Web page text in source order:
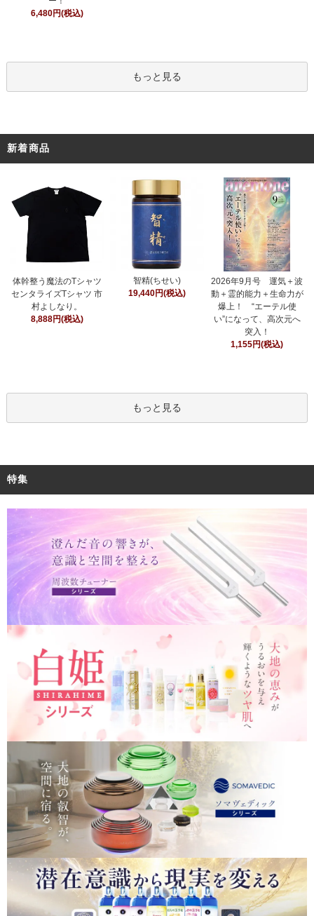
6,480円(税込)
もっと見る
新着商品
体幹整う魔法のTシャツ
センタライズTシャツ 市
村よしなり。
8,888円(税込)
智精(ちせい)
19,440円(税込)
2026年9月号 運気＋波
動＋霊的能力＋生命力が
爆上！ “エーテル使
い”になって、高次元へ
突入！
1,155円(税込)
もっと見る
特集